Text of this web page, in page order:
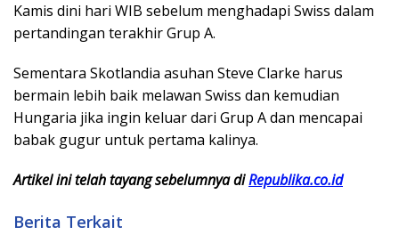
Kamis dini hari WIB sebelum menghadapi Swiss dalam
pertandingan terakhir Grup A.
Sementara Skotlandia asuhan Steve Clarke harus
bermain lebih baik melawan Swiss dan kemudian
Hungaria jika ingin keluar dari Grup A dan mencapai
babak gugur untuk pertama kalinya.
Artikel ini telah tayang sebelumnya diRepublika.co.id
Berita Terkait